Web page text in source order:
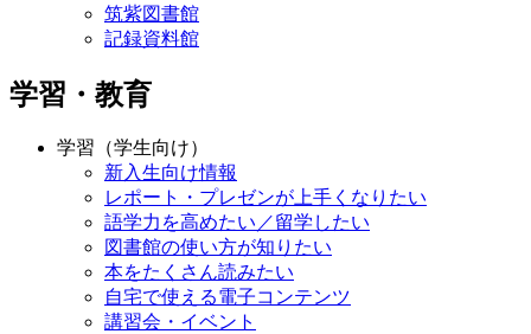
筑紫図書館
記録資料館
学習・教育
学習（学生向け）
新入生向け情報
レポート・プレゼンが上手くなりたい
語学力を高めたい／留学したい
図書館の使い方が知りたい
本をたくさん読みたい
自宅で使える電子コンテンツ
講習会・イベント